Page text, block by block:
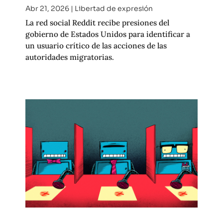
Abr 21, 2026| Libertad de expresión
La red social Reddit recibe presiones del
gobierno de Estados Unidos para identificar a
un usuario crítico de las acciones de las
autoridades migratorias.